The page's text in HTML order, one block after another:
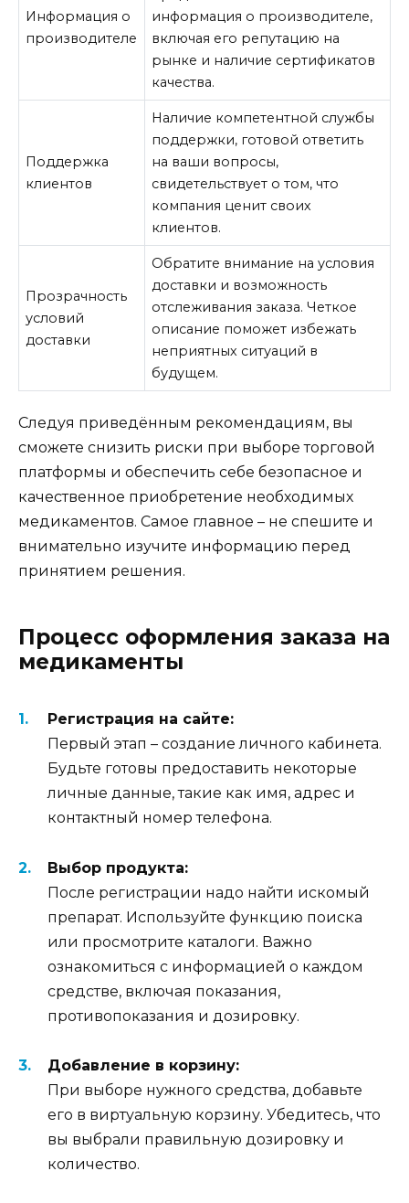
Информация о
производителе
информация о производителе,
включая его репутацию на
рынке и наличие сертификатов
качества.
Поддержка
клиентов
Наличие компетентной службы
поддержки, готовой ответить
на ваши вопросы,
свидетельствует о том, что
компания ценит своих
клиентов.
Прозрачность
условий
доставки
Обратите внимание на условия
доставки и возможность
отслеживания заказа. Четкое
описание поможет избежать
неприятных ситуаций в
будущем.
Следуя приведённым рекомендациям, вы
сможете снизить риски при выборе торговой
платформы и обеспечить себе безопасное и
качественное приобретение необходимых
медикаментов. Самое главное – не спешите и
внимательно изучите информацию перед
принятием решения.
Процесс оформления заказа на
медикаменты
Регистрация на сайте:
Первый этап – создание личного кабинета.
Будьте готовы предоставить некоторые
личные данные, такие как имя, адрес и
контактный номер телефона.
Выбор продукта:
После регистрации надо найти искомый
препарат. Используйте функцию поиска
или просмотрите каталоги. Важно
ознакомиться с информацией о каждом
средстве, включая показания,
противопоказания и дозировку.
Добавление в корзину:
При выборе нужного средства, добавьте
его в виртуальную корзину. Убедитесь, что
вы выбрали правильную дозировку и
количество.